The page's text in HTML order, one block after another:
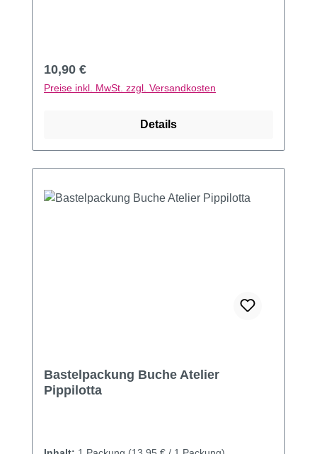
Regulärer Preis:
10,90 €
Preise inkl. MwSt. zzgl. Versandkosten
Details
Bastelpackung Buche Atelier
Pippilotta